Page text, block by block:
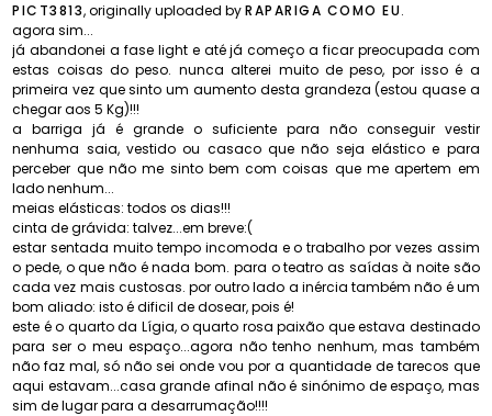
PICT3813, originally uploaded byRAPARIGA COMO EU.
agora sim...
já abandonei a fase light e até já começo a ficar preocupada com
estas coisas do peso. nunca alterei muito de peso, por isso é a
primeira vez que sinto um aumento desta grandeza (estou quase a
chegar aos 5 Kg)!!!
a barriga já é grande o suficiente para não conseguir vestir
nenhuma saia, vestido ou casaco que não seja elástico e para
perceber que não me sinto bem com coisas que me apertem em
lado nenhum...
meias elásticas: todos os dias!!!
cinta de grávida: talvez...em breve:(
estar sentada muito tempo incomoda e o trabalho por vezes assim
o pede, o que não é nada bom. para o teatro as saídas à noite são
cada vez mais custosas. por outro lado a inércia também não é um
bom aliado: isto é dificil de dosear, pois é!
este é o quarto da Lígia, o quarto rosa paixão que estava destinado
para ser o meu espaço...agora não tenho nenhum, mas também
não faz mal, só não sei onde vou por a quantidade de tarecos que
aqui estavam...casa grande afinal não é sinónimo de espaço, mas
sim de lugar para a desarrumação!!!!